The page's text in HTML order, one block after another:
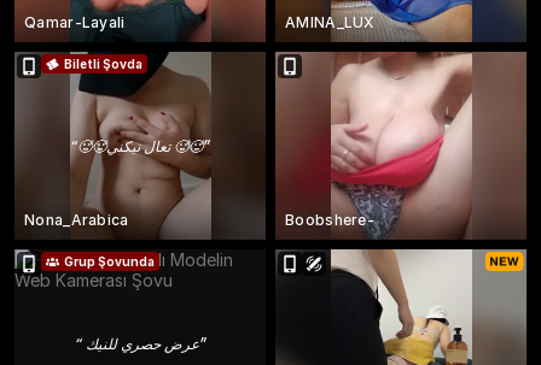
Qamar-Layali AMINA_LUX
“ 🥵🥵تعال نيكني 🥵🥵”
Biletli Şovda
Nona_Arabica Boobshere-
“ عرض حصري للنيك”
Grup Şovunda